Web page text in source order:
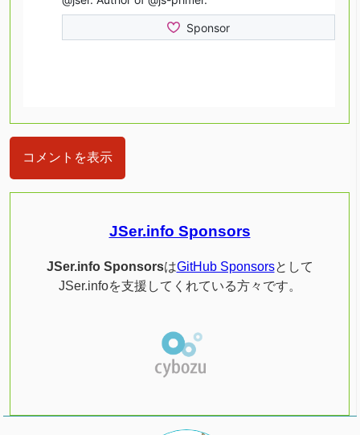
コメントを表示
JSer.info Sponsors
JSer.info SponsorsはGitHub Sponsorsとして
JSer.infoを支援してくれている方々です。